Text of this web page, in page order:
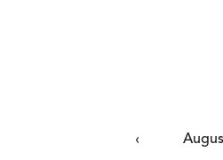
‹